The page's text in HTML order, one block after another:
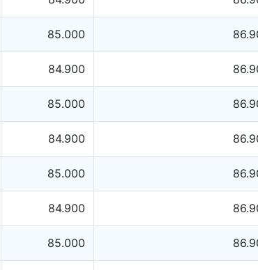
85.000
84.900
85.000
84.900
85.000
84.900
85.000